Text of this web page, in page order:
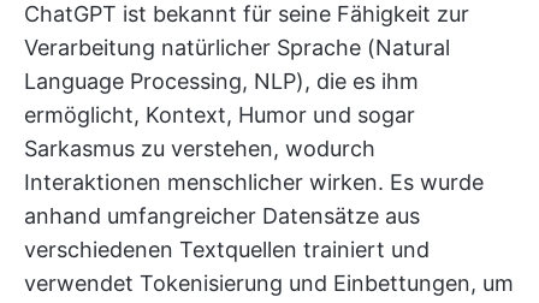
ChatGPT ist bekannt für seine Fähigkeit zur
Verarbeitung natürlicher Sprache (Natural
Language Processing, NLP), die es ihm
ermöglicht, Kontext, Humor und sogar
Sarkasmus zu verstehen, wodurch
Interaktionen menschlicher wirken. Es wurde
anhand umfangreicher Datensätze aus
verschiedenen Textquellen trainiert und
verwendet Tokenisierung und Einbettungen, um